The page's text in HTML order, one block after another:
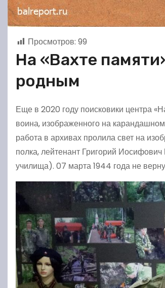
Просмотров: 99
На «Вахте
родным
Еще в 2020 году поисковики центра
воина, изображенного на
работа в архивах пролила свет на
полка, лейтенант Григорий Иосифович
училища). 07 марта 1944 года не